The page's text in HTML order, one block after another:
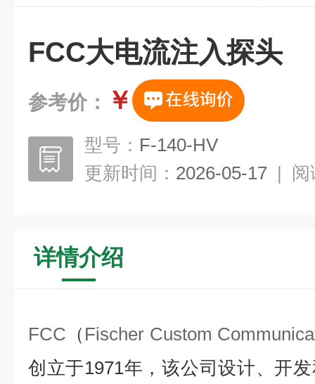
FCC大电流注入探头
参考价： ￥
型号： F-140-HV
更新时间： 2026-05-17 | 阅
详情介绍
FCC （ Fischer Custom
创立于1971年，该公司设计、开